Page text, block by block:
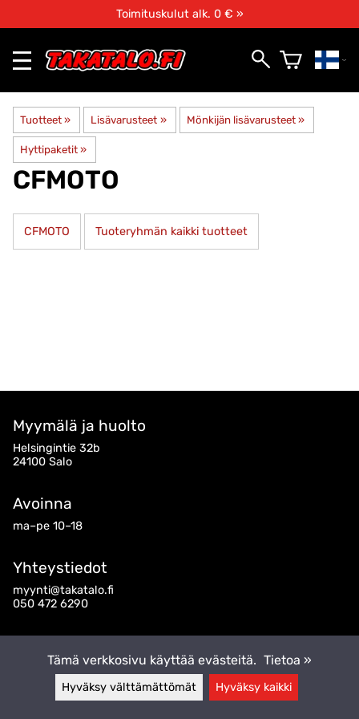
Toimituskulut alk. 0 € »
Tuotteet ‪» Lisävarusteet ‪» Mönkijän lisävarusteet ‪»
Hyttipaketit ‪»
CFMOTO
CFMOTO Tuoteryhmän kaikki tuotteet
Myymälä ja huolto
Helsingintie 32b
24100 Salo
Avoinna
ma–pe 10–18
Yhteystiedot
myynti@takatalo.fi
050 472 6290
Tämä verkkosivu käyttää evästeitä. Tietoa »
Hyväksy välttämättömät Hyväksy kaikki